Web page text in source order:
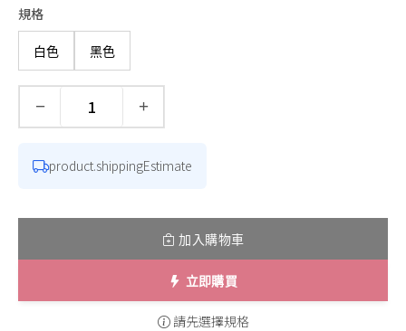
規格
白色 黑色
− +
product.shippingEstimate
加入購物車
立即購買
請先選擇規格